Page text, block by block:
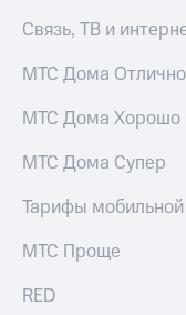
Связь, ТВ и
МТС Дома Отлично
МТС Дома Хорошо
МТС Дома Супер
Тарифы мобильной
МТС Проще
RED